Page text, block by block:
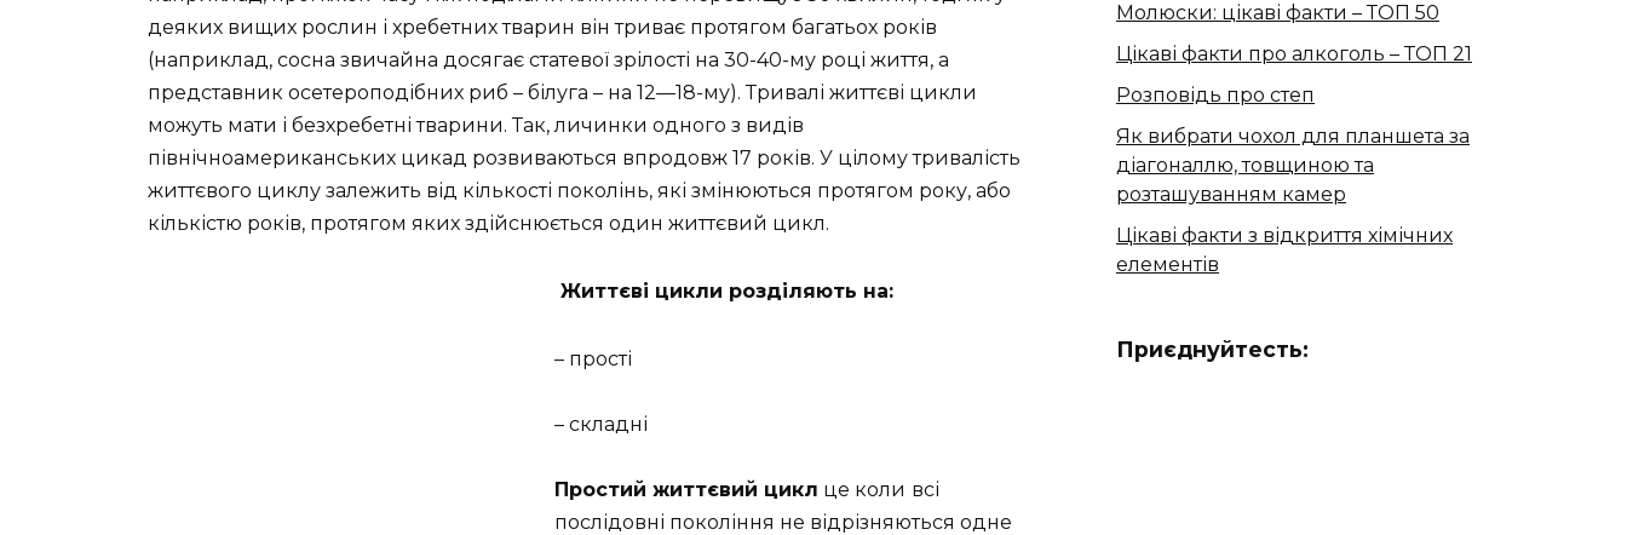
деяких вищих рослин і хребетних тварин він триває протягом багатьох років
(наприклад, сосна звичайна досягає статевої зрілості на 30-40-му році життя, а
представник осетероподібних риб – білуга – на 12—18-му). Тривалі життєві цикли
можуть мати і безхребетні тварини. Так, личинки одного з видів
північноамериканських цикад розвиваються впродовж 17 років. У цілому тривалість
життєвого циклу залежить від кількості поколінь, які змінюються протягом року, або
кількістю років, протягом яких здійснюється один життєвий цикл.
Життєві цикли розділяють на:
– прості
– складні
Простий життєвий цикл це коли всі
послідовні покоління не відрізняються одне
Молюски: цікаві факти – ТОП 50
Цікаві факти про алкоголь – ТОП 21
Розповідь про степ
Як вибрати чохол для планшета за
діагоналлю, товщиною та
розташуванням камер
Цікаві факти з відкриття хімічних
елементів
Приєднуйтесть: